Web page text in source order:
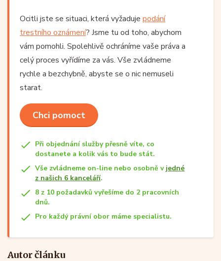
Ocitli jste se situaci, která vyžaduje podání
trestního oznámení? Jsme tu od toho, abychom
vám pomohli. Spolehlivě ochráníme vaše práva a
celý proces vyřídíme za vás. Vše zvládneme
rychle a bezchybně, abyste se o nic nemuseli
starat.
Chci pomoct
Při objednání služby přesně víte, co
dostanete a kolik vás to bude stát.
Vše zvládneme on-line nebo osobně v jedné
z našich 6 kanceláří.
8 z 10 požadavků vyřešíme do 2 pracovních
dnů.
Pro každý právní obor máme specialistu.
Autor článku